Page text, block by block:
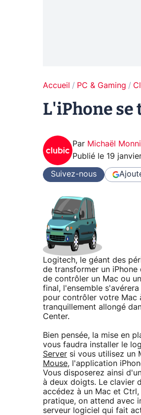
Accueil PC & Gaming
L'iPhone
Par Michaël
Publié le 19
Suivez-nous
Logitech, le géant des
de transformer un
de contrôler un Mac ou
final, l'ensemble
pour contrôler votre Mac
tranquillement allongé
Center.
Bien pensée, la mise en
vous faudra installer le
Server si vous utilisez un
Mouse, l'application
Vous disposerez ainsi
à deux doigts. Le clavier
accédez à un Mac et
pratique, on attend avec
serveur logiciel qui fait